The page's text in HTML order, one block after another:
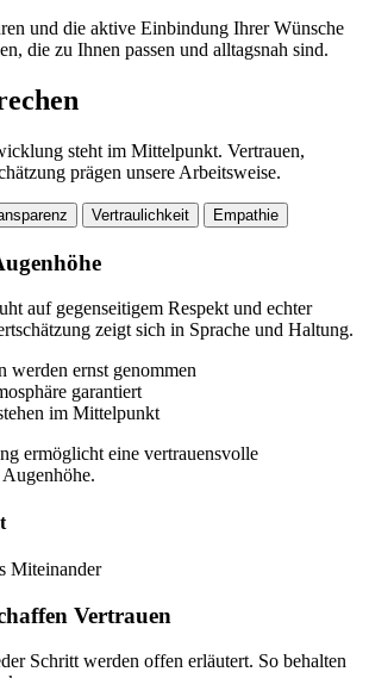
und die aktive Einbindung Ihrer Wünsche
die zu Ihnen passen und alltagsnah sind.
steht im Mittelpunkt. Vertrauen,
prägen unsere Arbeitsweise.
Vertraulichkeit Empathie
auf gegenseitigem Respekt und echter
zeigt sich in Sprache und Haltung.
werden ernst genommen
garantiert
im Mittelpunkt
ermöglicht eine vertrauensvolle
Miteinander
Vertrauen
Schritt werden offen erläutert. So behalten